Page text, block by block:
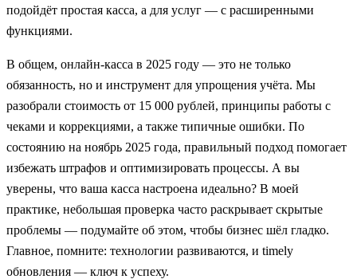
подойдёт простая касса, а для услуг — с расширенными
функциями.
В общем, онлайн-касса в 2025 году — это не только
обязанность, но и инструмент для упрощения учёта. Мы
разобрали стоимость от 15 000 рублей, принципы работы с
чеками и коррекциями, а также типичные ошибки. По
состоянию на ноябрь 2025 года, правильный подход помогает
избежать штрафов и оптимизировать процессы. А вы
уверены, что ваша касса настроена идеально? В моей
практике, небольшая проверка часто раскрывает скрытые
проблемы — подумайте об этом, чтобы бизнес шёл гладко.
Главное, помните: технологии развиваются, и timely
обновления — ключ к успеху.